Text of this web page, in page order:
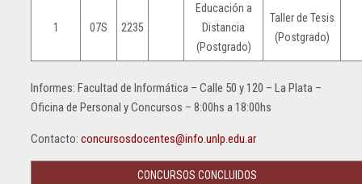
1 07S 2235
Educación a
Distancia
(Postgrado)
Taller de Tesis
(Postgrado)
Informes: Facultad de Informática – Calle 50 y 120 – La Plata –
Oficina de Personal y Concursos – 8:00hs a 18:00hs
Contacto: concursosdocentes@info.unlp.edu.ar
CONCURSOS CONCLUIDOS